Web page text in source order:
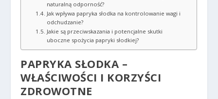
naturalną odporność?
Jak wpływa papryka słodka na kontrolowanie wagi i
odchudzanie?
Jakie są przeciwskazania i potencjalne skutki
uboczne spożycia papryki słodkiej?
PAPRYKA SŁODKA –
WŁAŚCIWOŚCI I KORZYŚCI
ZDROWOTNE